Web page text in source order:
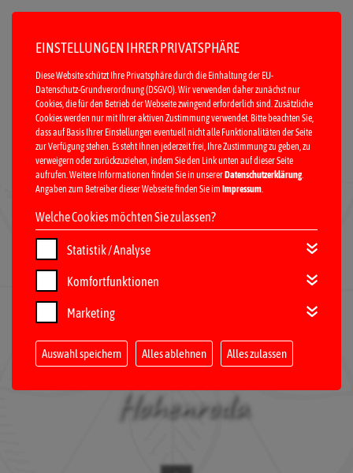
MENÜ
Hohenroda
EINSTELLUNGEN IHRER PRIVATSPHÄRE
Diese Website schützt Ihre Privatsphäre durch die Einhaltung der EU-
Datenschutz-Grundverordnung (DSGVO). Wir verwenden daher zunächst nur
Cookies, die für den Betrieb der Webseite zwingend erforderlich sind. Zusätzliche
Cookies werden nur mit Ihrer aktiven Zustimmung verwendet. Bitte beachten Sie,
dass auf Basis Ihrer Einstellungen eventuell nicht alle Funktionalitäten der Seite
zur Verfügung stehen. Es steht Ihnen jederzeit frei, Ihre Zustimmung zu geben, zu
verweigern oder zurückzuziehen, indem Sie den Link unten auf dieser Seite
aufrufen. Weitere Informationen finden Sie in unserer Datenschutzerklärung.
Angaben zum Betreiber dieser Webseite finden Sie im Impressum.
Welche Cookies möchten Sie zulassen?
Statistik / Analyse
Komfortfunktionen
Marketing
Auswahl speichern Alles ablehnen Alles zulassen